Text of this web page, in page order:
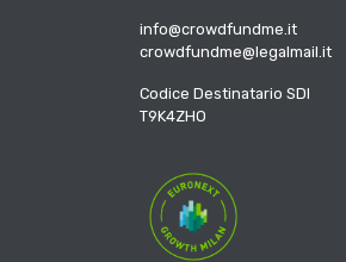
info@crowdfundme.it
crowdfundme@legalmail.it
Codice Destinatario SDI
T9K4ZHO